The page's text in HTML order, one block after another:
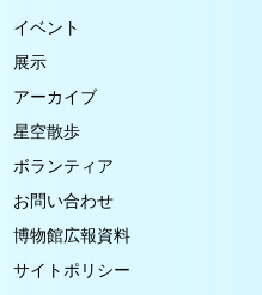
イベント
展示
アーカイブ
星空散歩
ボランティア
お問い合わせ
博物館広報資料
サイトポリシー